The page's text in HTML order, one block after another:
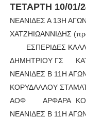
ΤΕΤΑΡΤΗ 10/01/
ΝΕΑΝΙΔΕΣ Α 13Η
ΧΑΤΖΗΙΩΑΝΝΙΔΗΣ
ΕΣΠΕΡΙΔΕΣ
ΔΗΜΗΤΡΙΟΥ ΓΣ
ΝΕΑΝΙΔΕΣ Β 11Η
ΚΟΡΥΔΑΛΛΟΥ
ΑΟΦ
ΑΡΦΑΡΑ
ΝΕΑΝΙΔΕΣ Β 11Η